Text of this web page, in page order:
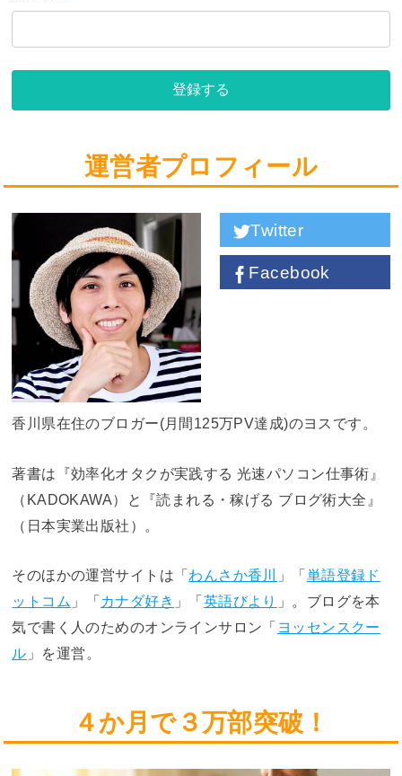
登録する
運営者プロフィール
Twitter
Facebook
香川県在住のブロガー(月間125万PV達成)のヨスです。
著書は『効率化オタクが実践する 光速パソコン仕事術』
（KADOKAWA）と『読まれる・稼げる ブログ術大全』
（日本実業出版社）。
そのほかの運営サイトは「わんさか香川 」「単語登録ド
ットコム 」「カナダ好き 」「英語びより
」。ブログを本
気で書く人のためのオンラインサロン「 ヨッセンスクー
ル 」を運営。
４か月で３万部突破！